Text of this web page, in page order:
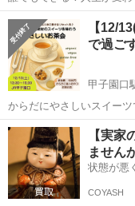
ド」を体験できるワークショップです。 ＝＝
＝＝＝ ▶こんまり流片づけの特徴は、「片づけた後も、リバウンドし
ないこと」で...
兵庫 ワー
【12/
甲子園口
からだにやさしいスイーツで過ごす
て 〜 ホッと一息、自分にやさしいご褒美時間を。 オーガニック・ヴ
ィーガン・グルテンフリ
をゆるめる「やさ...
兵庫 西宮市 甲子
【実家
ません
状態が悪
COYASH